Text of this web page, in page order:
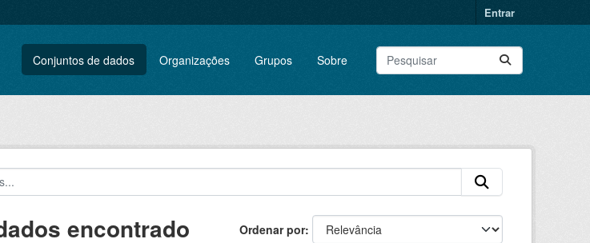
Entrar
Conjuntos de dados Organizações Grupos Sobre
Ordenar por
encontrado